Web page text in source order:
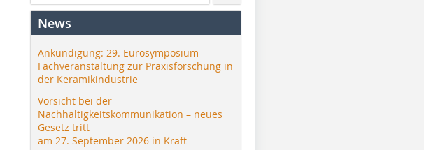
News
Ankündigung: 29. Eurosymposium –
Fachveranstaltung zur Praxisforschung in
der Keramikindustrie
Vorsicht bei der
Nachhaltigkeitskommunikation – neues
Gesetz tritt
am 27. September 2026 in Kraft